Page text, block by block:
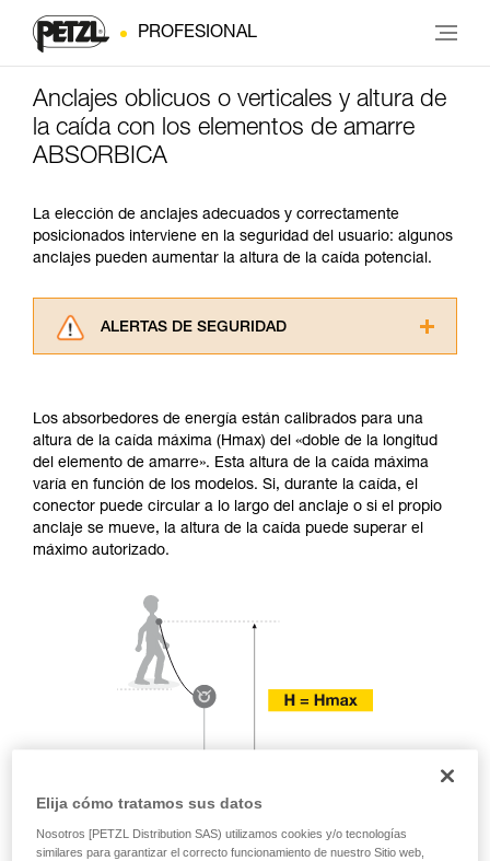
PROFESIONAL
Anclajes oblicuos o verticales y altura de
la caída con los elementos de amarre
ABSORBICA
La elección de anclajes adecuados y correctamente
posicionados interviene en la seguridad del usuario: algunos
anclajes pueden aumentar la altura de la caída potencial.
ALERTAS DE SEGURIDAD
consultarlo. Usted debe comprender la
información de la ficha técnica para poder
comprender este complemento informativo.
Dominar estas técnicas requiere una formación
y un entrenamiento específico. Confirme a
través de un profesional su capacidad para
ejecutar estas técnicas, solo y con total
Damos ejemplos de técnicas relacionadas con
su actividad. Pueden existir otras que no
describimos aquí.
Los absorbedores de energía están calibrados para una
altura de la caída máxima (Hmax) del «doble de la longitud
del elemento de amarre». Esta altura de la caída máxima
varía en función de los modelos. Si, durante la caída, el
conector puede circular a lo largo del anclaje o si el propio
anclaje se mueve, la altura de la caída puede superar el
máximo autorizado.
Elija cómo tratamos sus datos
Nosotros [PETZL Distribution SAS) utilizamos cookies y/o tecnologías
similares para garantizar el correcto funcionamiento de nuestro Sitio web,